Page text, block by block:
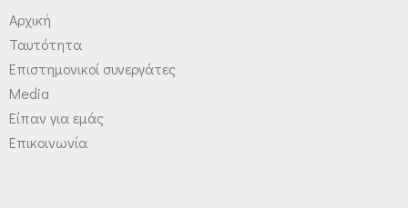
Αρχική
Ταυτότητα
Επιστημονικοί συνεργάτες
Media
Είπαν για εμάς
Επικοινωνία